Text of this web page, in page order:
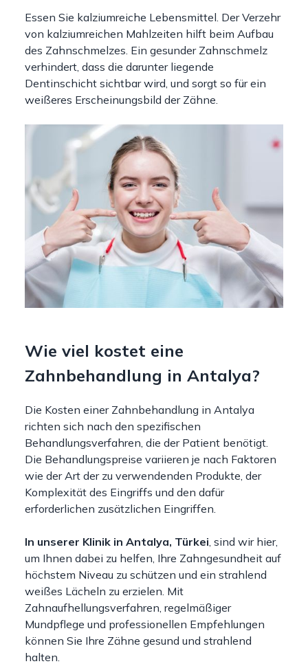
Essen Sie kalziumreiche Lebensmittel. Der Verzehr
von kalziumreichen Mahlzeiten hilft beim Aufbau
des Zahnschmelzes. Ein gesunder Zahnschmelz
verhindert, dass die darunter liegende
Dentinschicht sichtbar wird, und sorgt so für ein
weißeres Erscheinungsbild der Zähne.
Wie viel kostet eine
Zahnbehandlung in Antalya?
Die Kosten einer Zahnbehandlung in Antalya
richten sich nach den spezifischen
Behandlungsverfahren, die der Patient benötigt.
Die Behandlungspreise variieren je nach Faktoren
wie der Art der zu verwendenden Produkte, der
Komplexität des Eingriffs und den dafür
erforderlichen zusätzlichen Eingriffen.
In unserer Klinik in Antalya, Türkei , sind wir hier,
um Ihnen dabei zu helfen, Ihre Zahngesundheit auf
höchstem Niveau zu schützen und ein strahlend
weißes Lächeln zu erzielen. Mit
Zahnaufhellungsverfahren, regelmäßiger
Mundpflege und professionellen Empfehlungen
können Sie Ihre Zähne gesund und strahlend
halten.